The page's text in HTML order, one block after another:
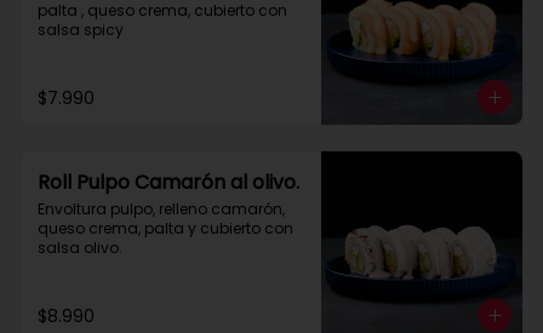
palta , queso crema, cubierto con
salsa spicy
$7.990
Roll Pulpo Camarón al olivo.
Envoltura pulpo, relleno camarón,
queso crema, palta y cubierto con
salsa olivo.
$8.990